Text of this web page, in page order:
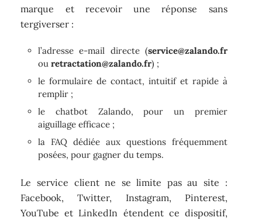
marque et recevoir une réponse sans
tergiverser :
l’adresse e-mail directe (service@zalando.fr
ouretractation@zalando.fr) ;
le formulaire de contact, intuitif et rapide à
remplir ;
le chatbot Zalando, pour un premier
aiguillage efficace ;
la FAQ dédiée aux questions fréquemment
posées, pour gagner du temps.
Le service client ne se limite pas au site :
Facebook, Twitter, Instagram, Pinterest,
YouTube et LinkedIn étendent ce dispositif,